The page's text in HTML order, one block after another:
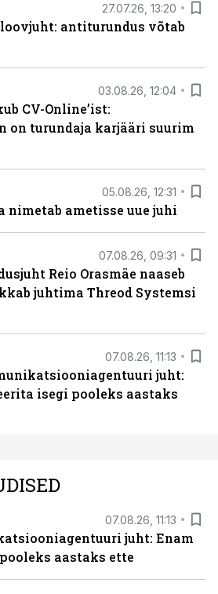
27.07.26, 13:20
antiturundus võtab
03.08.26, 12:04
CV-Online’ist:
on turundaja karjääri suurim
05.08.26, 12:31
nimetab ametisse uue juhi
07.08.26, 09:31
Reio Orasmäe naaseb
juhtima Threod Systemsi
07.08.26, 11:13
juht:
isegi pooleks aastaks
07.08.26, 11:13
juht: Enam
aastaks ette